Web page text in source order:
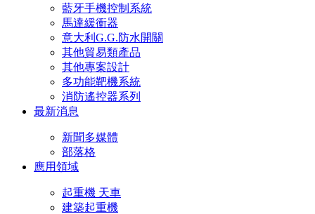
藍牙手機控制系統
馬達緩衝器
意大利G.G.防水開關
其他貿易類產品
其他專案設計
多功能靶機系統
消防遙控器系列
最新消息
新聞多媒體
部落格
應用領域
起重機 天車
建築起重機